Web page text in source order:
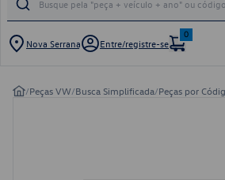
Nova Serrana Entre/registre-se
0
/Peças VW/Busca Simplificada/Peças por